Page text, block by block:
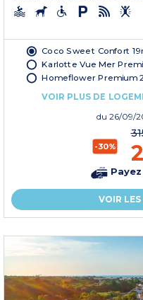
Coco Sweet Confort
Karlotte Vue Mer
Homeflower Premium
VOIR PLUS DE
du 26/09/
-30%
Payez
VOIR